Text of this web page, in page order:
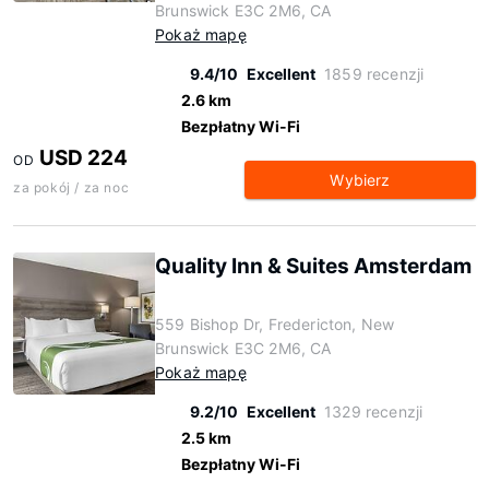
Brunswick E3C 2M6, CA
Pokaż mapę
9.4/10 Excellent 1859 recenzji
2.6 km
Bezpłatny Wi-Fi
OD USD 224
za pokój / za noc Wybierz
Quality Inn & Suites Amsterdam
559 Bishop Dr, Fredericton, New
Brunswick E3C 2M6, CA
Pokaż mapę
9.2/10 Excellent 1329 recenzji
2.5 km
Bezpłatny Wi-Fi